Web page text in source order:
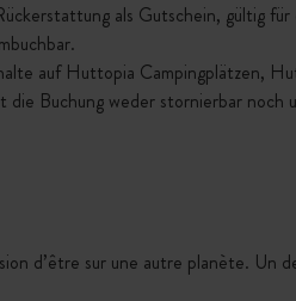
als Gutschein, gültig
auf Huttopia Campingplätzen,
Buchung weder stornierbar noch
d’être sur une autre planète. Un